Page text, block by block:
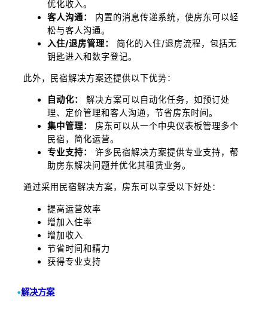
优化收入。
客人沟通：
内置的消息传递系统，使房东可以轻
松与客人沟通。
入住/退房管理：
简化的入住/退房流程，包括无
钥匙进入和数字登记。
此外，民宿解决方案还提供以下优势：
自动化：
解决方案可以自动化任务，如预订处
理、定价管理和客人沟通，节省房东时间。
集中管理：
房东可以从一个中央仪表板管理多个
民宿，简化运营。
专业支持：
许多民宿解决方案提供专业支持，帮
助房东解决问题并优化其租赁业务。
通过采用民宿解决方案，房东可以享受以下好处：
提高运营效率
增加入住率
增加收入
节省时间和精力
获得专业支持
•解决方案